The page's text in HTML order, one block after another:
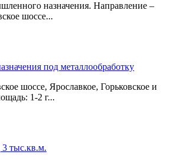
назначения. Направление –
шоссе...
под металлообработку
шоссе, Ярославкое, Горьковское и
1-2 г...
тыс.кв.м.